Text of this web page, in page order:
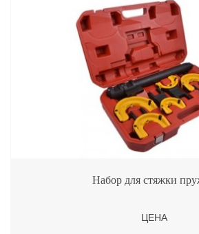
Набор для стяжки
ЦЕНА